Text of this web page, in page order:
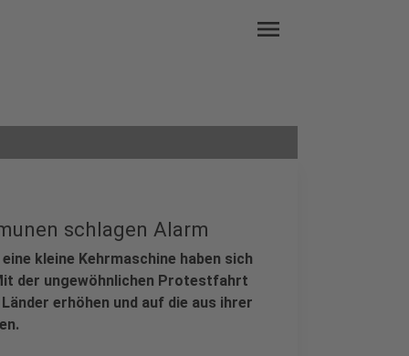
menu
schlagen Alarm
kleine Kehrmaschine haben sich
der ungewöhnlichen Protestfahrt
erhöhen und auf die aus ihrer